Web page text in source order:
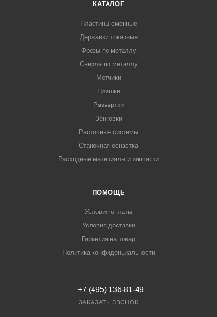
КАТАЛОГ
Пластины сменные
Державки токарные
Фрезы по металлу
Сверла по металлу
Метчики
Плашки
Развертки
Зенковки
Расточные системы
Станочная оснастка
Расходные материалы и запчасти
ПОМОЩЬ
Условия оплаты
Условия доставки
Гарантия на товар
Политика конфиденциальности
+7 (495) 136-81-49
ЗАКАЗАТЬ ЗВОНОК